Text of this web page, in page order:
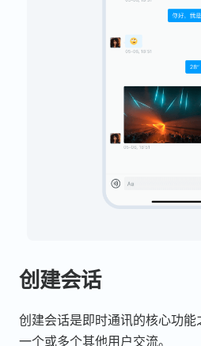
创建会话
创建会话是即时通讯的核心功
一个或多个其他用户交流。